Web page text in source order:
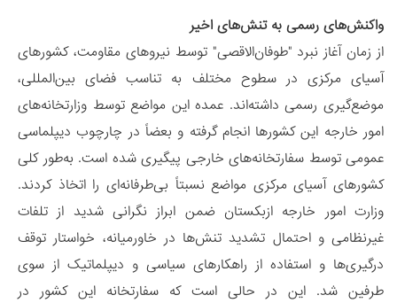
واکنش‌های رسمی به تنش‌های اخیر
از زمان آغاز نبرد "طوفان‌الاقصی" توسط نیروهای مقاومت، کشورهای
آسیای مرکزی در سطوح مختلف به تناسب فضای بین‌المللی،
موضع‌گیری رسمی داشته‌اند. عمده این مواضع توسط وزارتخانه‌های
امور خارجه این کشورها انجام گرفته و بعضاً در چارچوب دیپلماسی
عمومی توسط سفارتخانه‌های خارجی پیگیری شده است. به‌طور کلی
کشورهای آسیای مرکزی مواضع نسبتاً بی‌طرفانه‌ای را اتخاذ کردند.
وزارت امور خارجه ازبکستان ضمن ابراز نگرانی شدید از تلفات
غیرنظامی و احتمال تشدید تنش‌ها در خاورمیانه، خواستار توقف
درگیری‌ها و استفاده از راهکارهای سیاسی و دیپلماتیک از سوی
طرفین شد. این در حالی است که سفارتخانه این کشور در